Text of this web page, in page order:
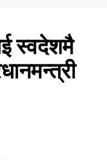
स्वदेशमै